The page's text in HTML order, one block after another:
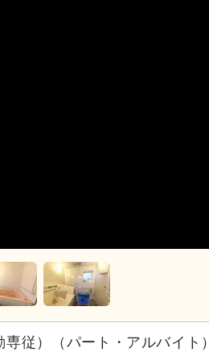
従）（パート・アルバイト）